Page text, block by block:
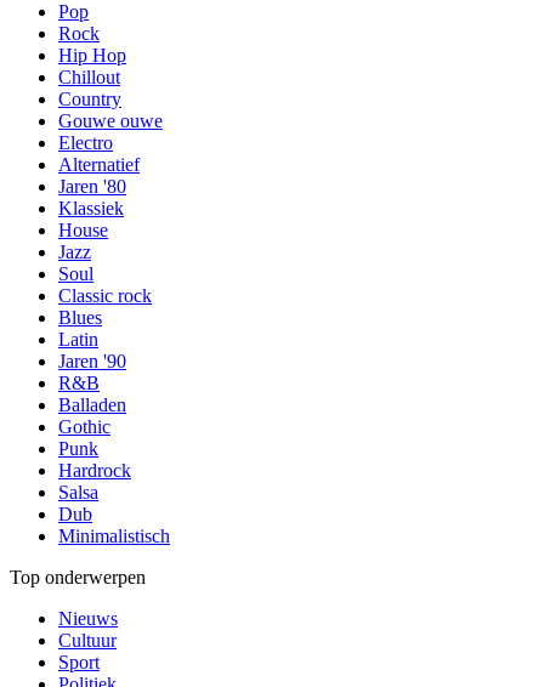
Pop
Rock
Hip Hop
Chillout
Country
Gouwe ouwe
Electro
Alternatief
Jaren '80
Klassiek
House
Jazz
Soul
Classic rock
Blues
Latin
Jaren '90
R&B
Balladen
Gothic
Punk
Hardrock
Salsa
Dub
Minimalistisch
Top onderwerpen
Nieuws
Cultuur
Sport